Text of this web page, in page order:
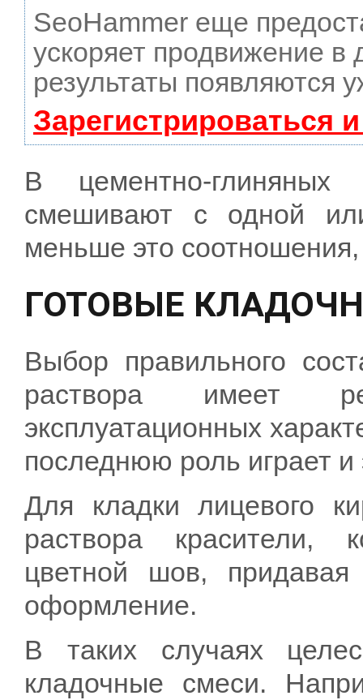
SeoHammer еще
ускоряет продвижение в
результаты появляются
Зарегистрироваться
В цементно-
смешивают с одной
меньше это
ГОТОВЫЕ
Выбор правильного
раствора имеет
эксплуатационных
последнюю роль играет
Для кладки лицевого
раствора красители,
цветной шов, придавая
оформление.
В таких случаях
кладочные смеси.